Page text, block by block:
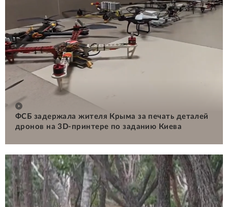
ФСБ задержала жителя Крыма за печать деталей
дронов на 3D-принтере по заданию Киева